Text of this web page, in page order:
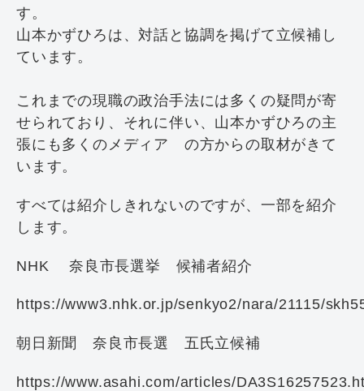
す。
山本かずひろは、対話と協調を掲げて立候補し
ています。
これまでの現職の政治手法には多くの疑問が寄
せられており、それに伴い、山本かずひろの主
張にも多くのメディア の方からの取材がきて
います。
すべては紹介しきれないのですが、一部を紹介
します。
NHK 奈良市長選挙 候補者紹介
https://www3.nhk.or.jp/senkyo2/nara/21115/
朝日新聞 奈良市長選 五氏立候補
https://www.asahi.com/articles/